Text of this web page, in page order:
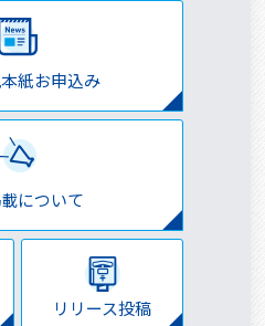
紙お申込み
について
リリース投稿